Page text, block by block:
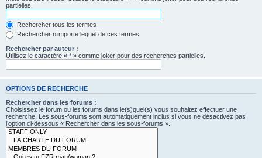
partielles.
Rechercher tous les termes
Rechercher n’importe lequel de ces termes
Rechercher par auteur :
Utilisez le caractère « * » comme joker pour des recherches partielles.
OPTIONS DE RECHERCHE
Rechercher dans les forums :
Choisissez le forum ou les forums dans le(s)quel(s) vous souhaitez effectuer une
recherche. Les sous-forums sont automatiquement inclus si vous ne désactivez pas
l’option ci-dessous « Rechercher dans les sous-forums ».